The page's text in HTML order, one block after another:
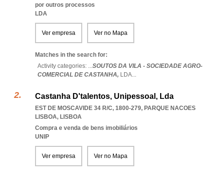
por outros processos
LDA
Ver empresa Ver no Mapa
Matches in the search for:
Activity categories: ...SOUTOS DA VILA - SOCIEDADE AGRO-
COMERCIAL DE CASTANHA, LDA...
Castanha D'talentos, Unipessoal, Lda
EST DE MOSCAVIDE 34 R/C, 1800-279, PARQUE NACOES
LISBOA, LISBOA
Compra e venda de bens imobiliários
UNIP
Ver empresa Ver no Mapa